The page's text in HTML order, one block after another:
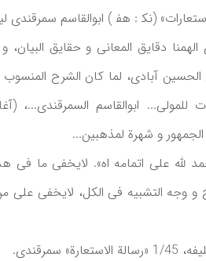
(نک‍ : هف‍‌ ) ابوالقاسم سمرقندی
دقایق المعانی و حقایق البیان،
آبادی، لما کان الشرح المنسوب
للمولی... ابوالقاسم السمرقندی...،
و شهرة لمذهبین...
لله علی اتمامه اه». لایخفی ما فی
و وجه التشبیه فی الکل، لایخفی